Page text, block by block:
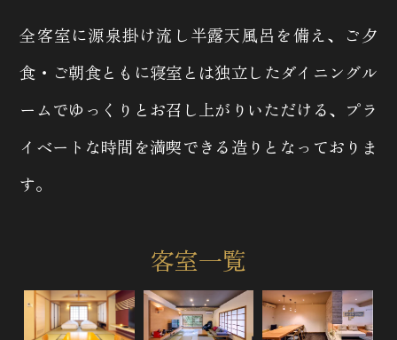
全客室に源泉掛け流し半露天風呂を備え、ご夕
食・ご朝食ともに寝室とは独立したダイニングル
ームでゆっくりとお召し上がりいただける、 プラ
イベートな時間を満喫できる造りとなっておりま
す。
客室一覧